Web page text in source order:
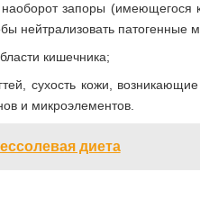
запоры (имеющегося
нейтрализовать патогенные
кишечника;
сухость кожи,
и микроэлементов.
диета